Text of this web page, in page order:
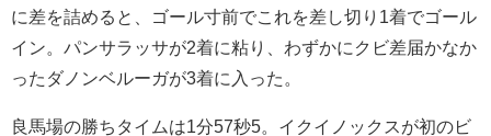
に差を詰めると、ゴール寸前でこれを差し切り1着でゴール
イン。パンサラッサが2着に粘り、わずかにクビ差届かなか
ったダノンベルーガが3着に入った。
良馬場の勝ちタイムは1分57秒5。イクイノックスが初のビ